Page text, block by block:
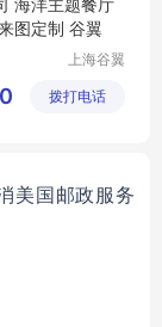
海洋主题餐厅
图定制 谷翼
上海谷翼
有限公司
拨打电话
美国邮政服务